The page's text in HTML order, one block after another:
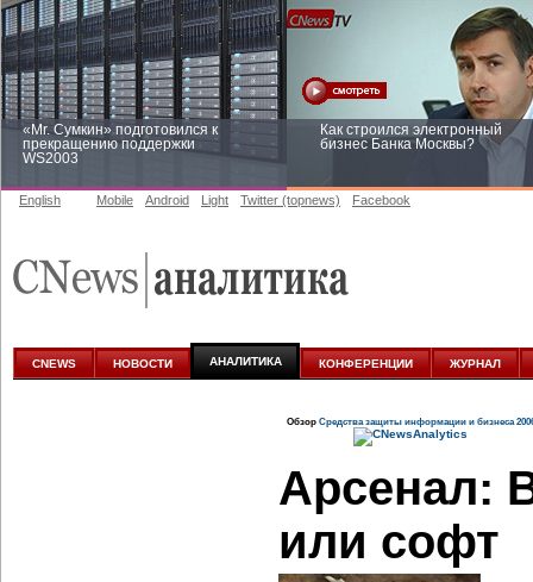
«Mr. Сумкин» подготовился к
прекращению поддержки
WS2003
Как строился электронный
бизнес Банка Москвы?
аналитике
English Mobile Android Light Twitter (topnews) Facebook
CNEWS НОВОСТИ АНАЛИТИКА КОНФЕРЕНЦИИ ЖУРНАЛ
Обзор Средства защиты информации и бизнеса
Арсенал:
или софт